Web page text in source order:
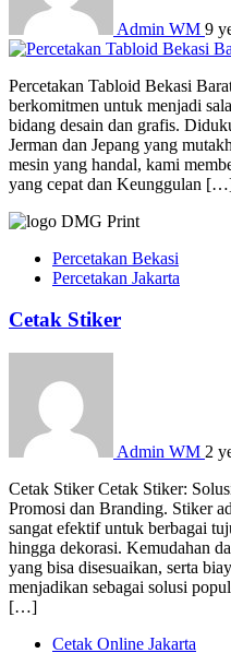
Admin WM 9
Percetakan Tabloid Bekasi
berkomitmen untuk menjadi
bidang desain dan grafis.
Jerman dan Jepang yang
mesin yang handal, kami
yang cepat dan Keunggulan
Percetakan Bekasi
Percetakan Jakarta
Cetak Stiker
Admin WM 2
Cetak Stiker Cetak Stiker:
Promosi dan Branding. Stiker
sangat efektif untuk berbagai
hingga dekorasi. Kemudahan
yang bisa disesuaikan, serta
menjadikan sebagai solusi
[…]
Cetak Online Jakarta